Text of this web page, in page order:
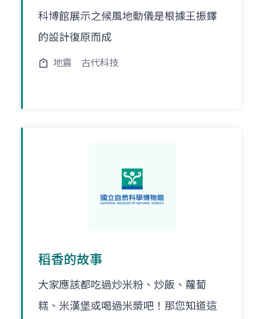
科博館展示之候風地動儀是根據王振鐸
的設計復原而成
地震 古代科技
稻香的故事
大家應該都吃過炒米粉、炒飯、蘿蔔
糕、米漢堡或喝過米漿吧！那您知道這